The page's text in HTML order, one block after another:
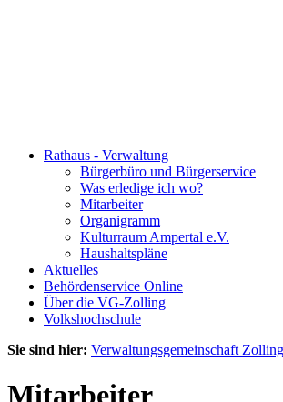
Rathaus - Verwaltung
Bürgerbüro und Bürgerservice
Was erledige ich wo?
Mitarbeiter
Organigramm
Kulturraum Ampertal e.V.
Haushaltspläne
Aktuelles
Behördenservice Online
Über die VG-Zolling
Volkshochschule
Sie sind hier: Verwaltungsgemeinschaft Zolling
Mitarbeiter